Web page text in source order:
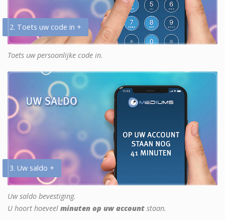
2. Toets uw code in +
Toets uw persoonlijke code in.
3. Uw saldo +
Uw saldo bevestiging.
U hoort hoeveel minuten op uw account staan.